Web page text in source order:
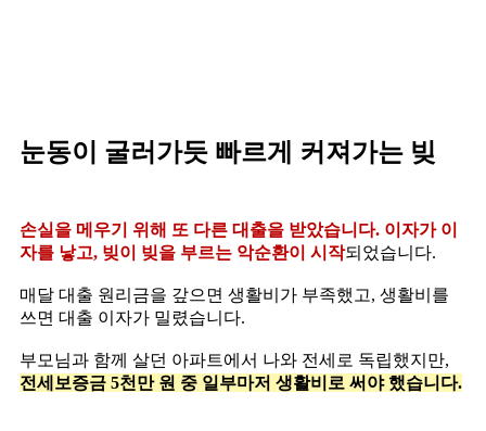
눈동이 굴러가듯 빠르게 커져가는 빚
손실을 메우기 위해 또 다른 대출을 받았습니다. 이자가 이
자를 낳고, 빚이 빚을 부르는 악순환이 시작되었습니다.
매달 대출 원리금을 갚으면 생활비가 부족했고, 생활비를
쓰면 대출 이자가 밀렸습니다.
부모님과 함께 살던 아파트에서 나와 전세로 독립했지만,
전세보증금 5천만 원 중 일부마저 생활비로 써야 했습니다.